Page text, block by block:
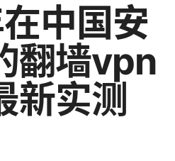
中国安
翻墙vpn
新实测